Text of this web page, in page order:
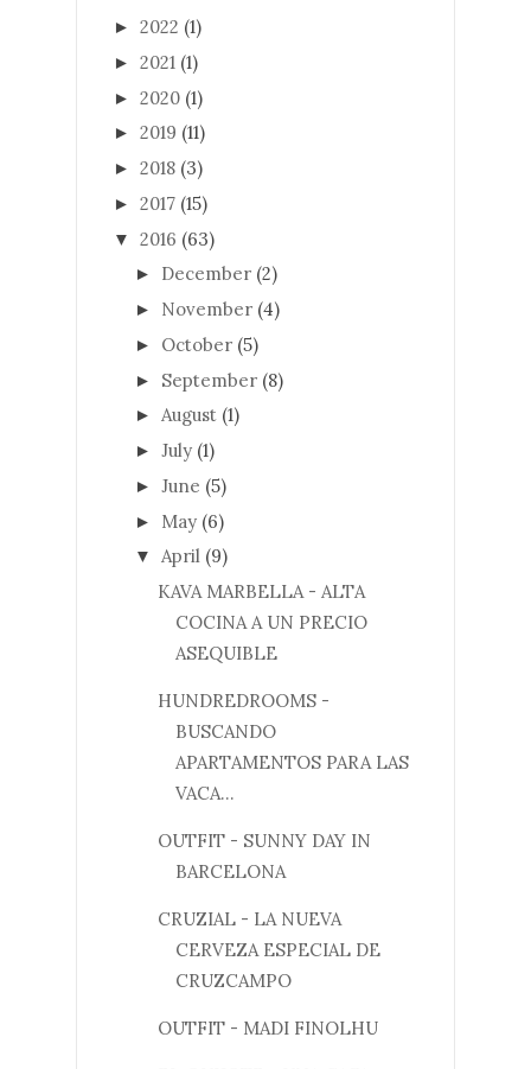
► 2022 (1)
► 2021 (1)
► 2020 (1)
► 2019 (11)
► 2018 (3)
► 2017 (15)
▼ 2016 (63)
► December (2)
► November (4)
► October (5)
► September (8)
► August (1)
► July (1)
► June (5)
► May (6)
▼ April (9)
KAVA MARBELLA - ALTA
COCINA A UN PRECIO
ASEQUIBLE
HUNDREDROOMS -
BUSCANDO
APARTAMENTOS PARA LAS
VACA...
OUTFIT - SUNNY DAY IN
BARCELONA
CRUZIAL - LA NUEVA
CERVEZA ESPECIAL DE
CRUZCAMPO
OUTFIT - MADI FINOLHU